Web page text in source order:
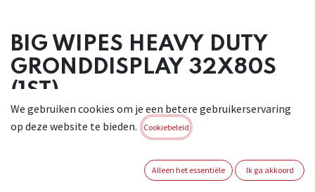
BIG WIPES HEAVY DUTY
GRONDDISPLAY 32X80S
(1ST)
Display scrub- en reinigingsdoekjes: dubbelzijdig te
gebruiken voor de
verf, lijm, olie, afdichtingsmiddelen, vetten en vuil. Beschikt
We gebruiken cookies om je een betere gebruikerservaring
op deze website te bieden.
Cookiebeleid
Alleen het essentiële Ik ga akkoord